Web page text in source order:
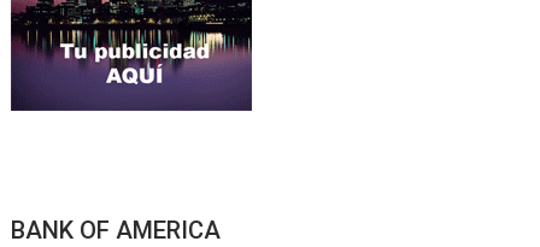
BANK OF AMERICA